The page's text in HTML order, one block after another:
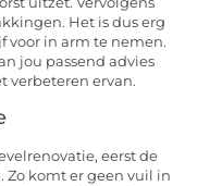
Het is dus erg
in arm te nemen.
jou passend advies
verbeteren ervan.
eerst de
komt er geen vuil in